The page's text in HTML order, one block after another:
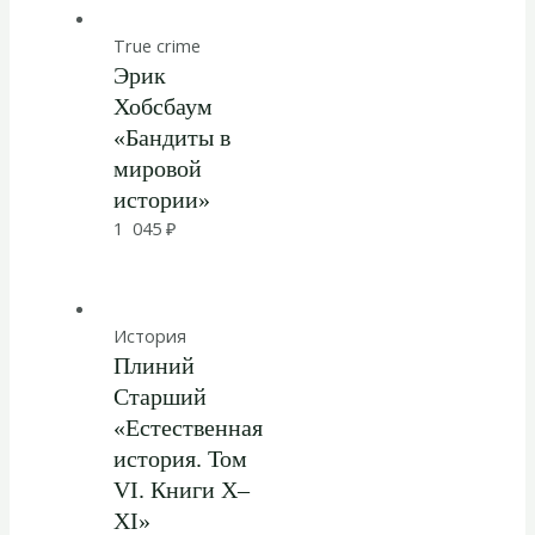
True crime
Эрик
Хобсбаум
«Бандиты в
мировой
истории»
1 045₽
История
Плиний
Старший
«Естественная
история. Том
VI. Книги X–
XI»